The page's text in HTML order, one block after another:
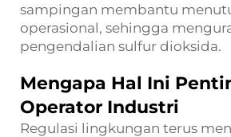
sampingan membantu
operasional, sehingga
pengendalian sulfur dioksida.
Mengapa Hal Ini
Operator Industri
Regulasi lingkungan terus